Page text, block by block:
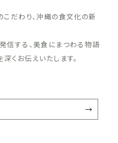
こだわり、沖縄の食文化の新
信する、美食にまつわる物語
くお伝えいたします。